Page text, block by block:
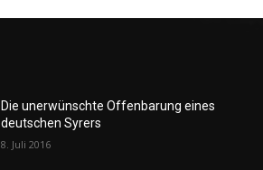
Die unerwünschte Offenbarung eines
deutschen Syrers
8. Juli 2016